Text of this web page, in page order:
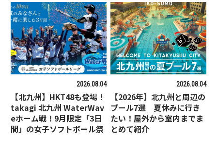
2026.08.04
【北九州】HKT48も登場！
takagi 北九州 WaterWav
eホーム戦！9月限定「3日
間」の女子ソフトボール祭
2026.08.04
【2026年】北九州と周辺の
プール7選 夏休みに行き
たい！屋外から室内までま
とめて紹介